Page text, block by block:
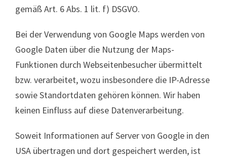
gemäß Art. 6 Abs. 1 lit. f) DSGVO.
Bei der Verwendung von Google Maps werden von
Google Daten über die Nutzung der Maps-
Funktionen durch Webseitenbesucher übermittelt
bzw. verarbeitet, wozu insbesondere die IP-Adresse
sowie Standortdaten gehören können. Wir haben
keinen Einfluss auf diese Datenverarbeitung.
Soweit Informationen auf Server von Google in den
USA übertragen und dort gespeichert werden, ist